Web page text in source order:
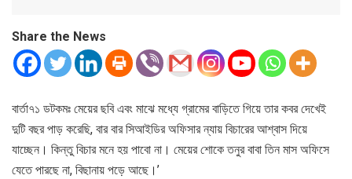
Share the News
বার্তা৭১ ডটকমঃ মেয়ের ছবি এবং মাঝে মধ্যে গ্রামের বাড়িতে গিয়ে তার কবর দেখেই
দুটি বছর পাড় করেছি, বার বার সিআইডির অফিসার ন্যায় বিচারের আশ্বাস দিয়ে
যাচ্ছেন। কিন্তু বিচার মনে হয় পাবো না। মেয়ের শোকে তনুর বাবা তিন মাস অফিসে
যেতে পারছে না, বিছানায় পড়ে আছে।’